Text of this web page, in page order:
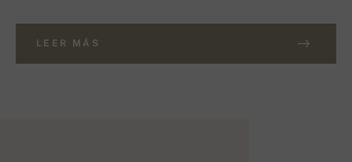
LEER MÁS